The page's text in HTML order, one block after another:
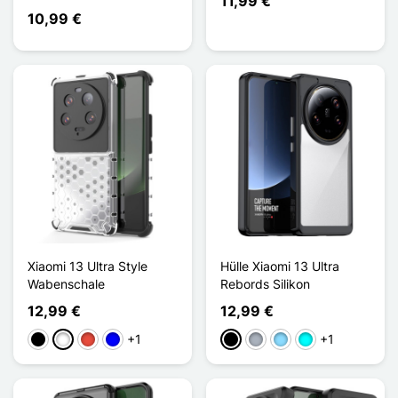
10,99 €
Xiaomi 13 Ultra Style
Wabenschale
12,99 €
Schwarz
WeißRot Blau+1
Hülle Xiaomi 13 Ultra
Rebords Silikon
12,99 €
Schwarz
GrauHellblau
Cyan+1